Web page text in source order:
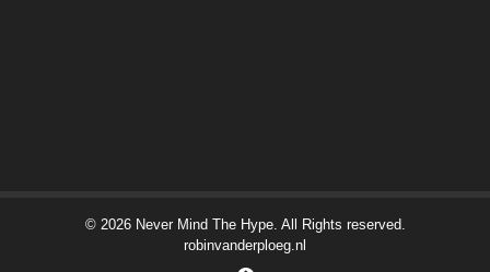
© 2026 Never Mind The Hype. All Rights reserved.
robinvanderploeg.nl